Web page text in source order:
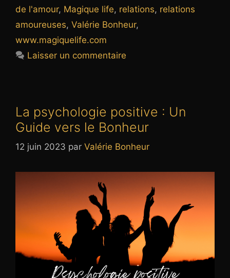
de l'amour, Magique life, relations, relations
amoureuses, Valérie Bonheur,
www.magiquelife.com
Laisser un commentaire
La psychologie positive : Un
Guide vers le Bonheur
12 juin 2023 par Valérie Bonheur